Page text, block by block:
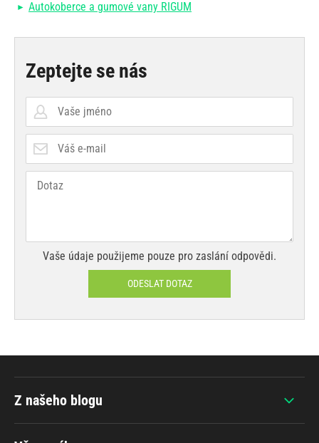
Autokoberce a gumové vany RIGUM
Zeptejte se nás
Vaše údaje použijeme pouze pro zaslání odpovědi.
ODESLAT DOTAZ
Z našeho blogu